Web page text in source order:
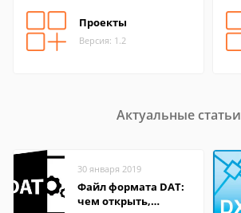
Проекты
Версия: 1.2
Актуальные статьи
30 января 2019
Файл формата DAT:
чем открыть,